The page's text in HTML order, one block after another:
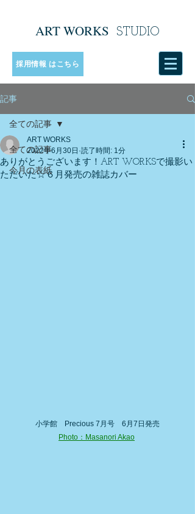
ART WORKS STUDIO
採用情報 はこちら
記事
全ての記事
今月の表紙
全ての記事
ありがとうございます！ART WORKSで撮影い
ただいた☆６月発売の雑誌カバー
ART WORKS
2022年6月30日 読了時間: 1分
小学館　Precious 7月号　6月7日発売
Photo：Masanori Akao